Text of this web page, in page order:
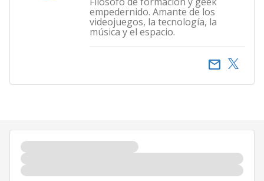
empedernido. Amante de los
videojuegos, la tecnología, la
música y el espacio.
email